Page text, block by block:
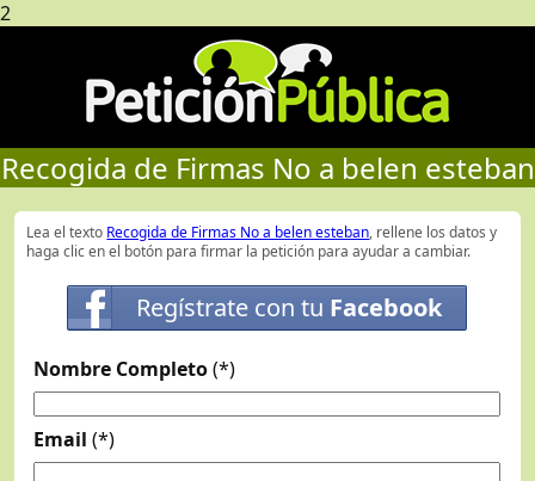
2
Recogida de Firmas No a belen esteban
Lea el texto Recogida de Firmas No a belen esteban, rellene los datos y
haga clic en el botón para firmar la petición para ayudar a cambiar.
Regístrate con tu Facebook
Nombre Completo(*)
Email (*)